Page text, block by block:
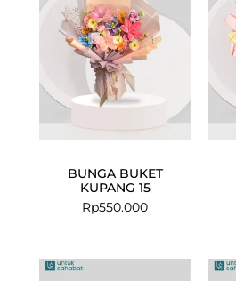
BUNGA BUKET
KUPANG 15
Rp550.000